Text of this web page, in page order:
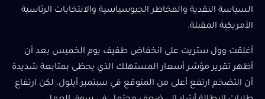
السياسة النقدية والمخاطر الجيوسياسية والانتخابات الرئاسية
الأمريكية المقبلة.
أغلقت وول ستريت على انخفاض طفيف يوم الخميس بعد أن
أظهر تقرير مؤشر أسعار المستهلك الذي يحظى بمتابعة شديدة
أن التضخم ارتفع أعلى من المتوقع في سبتمبر أيلول، لكن ارتفاع